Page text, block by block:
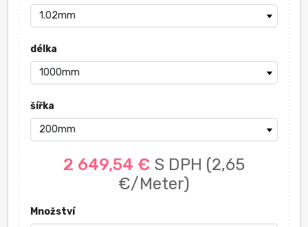
délka
šířka
2 649,54 € S DPH (2,65
€/Meter)
Množství